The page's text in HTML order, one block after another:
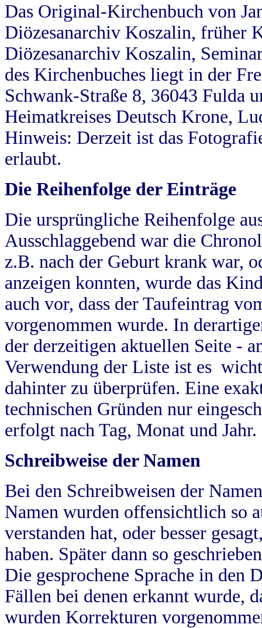
Das Original-Kirchenbuch von
Diözesanarchiv Koszalin, früher
Diözesanarchiv Koszalin,
des Kirchenbuches liegt in der
Schwank-Straße 8, 36043 Fulda
Heimatkreises Deutsch Krone,
Hinweis: Derzeit ist das
erlaubt.
Die Reihenfolge der Einträge
Die ursprüngliche Reihenfolge
Ausschlaggebend war die
z.B. nach der Geburt krank war,
anzeigen konnten, wurde das
auch vor, dass der Taufeintrag
vorgenommen wurde. In
der derzeitigen aktuellen Seite -
Verwendung der Liste ist es
dahinter zu überprüfen. Eine
technischen Gründen nur
erfolgt nach Tag, Monat und Jahr.
Schreibweise der Namen
Bei den Schreibweisen der
Namen wurden offensichtlich so
verstanden hat, oder besser
haben. Später dann so
Die gesprochene Sprache in
Fällen bei denen erkannt wurde,
wurden Korrekturen